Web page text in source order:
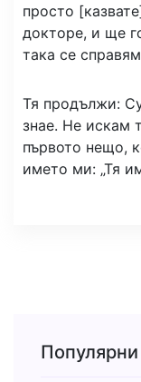
просто
докторе, и ще
така се
Тя продължи:
знае. Не искам
първото нещо,
името ми: „Тя